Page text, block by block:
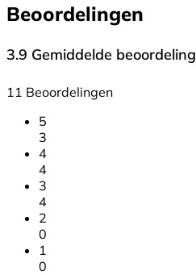
Beoordelingen
3.9 Gemiddelde beoordeling
11 Beoordelingen
5
3
4
4
3
4
2
0
1
0